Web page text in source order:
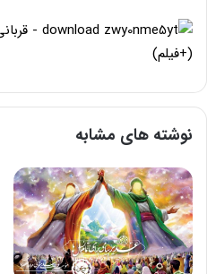
نوشته های مشابه